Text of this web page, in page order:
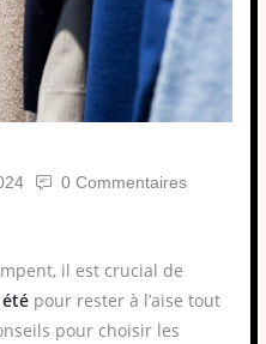
0 Commentaires
il est crucial de
pour rester à l’aise tout
pour choisir les